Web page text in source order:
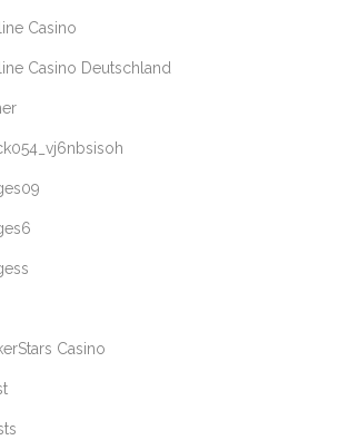
Casino
Casino Deutschland
Casino